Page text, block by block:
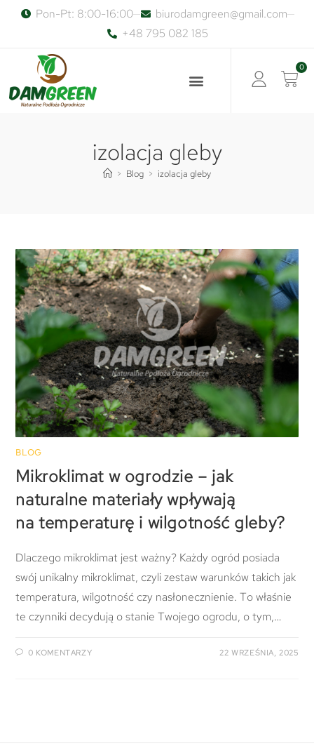
Pon-Pt: 8:00-16:00
biurodamgreen@gmail.com
+48 795 082 185
0
izolacja gleby
> Blog > izolacja gleby
BLOG
Mikroklimat w ogrodzie – jak
naturalne materiały wpływają
na temperaturę i wilgotność gleby?
Dlaczego mikroklimat jest ważny? Każdy ogród posiada
swój unikalny mikroklimat, czyli zestaw warunków takich jak
temperatura, wilgotność czy nasłonecznienie. To właśnie
te czynniki decydują o stanie Twojego ogrodu, o tym,…
0 KOMENTARZY 22 WRZEŚNIA, 2025